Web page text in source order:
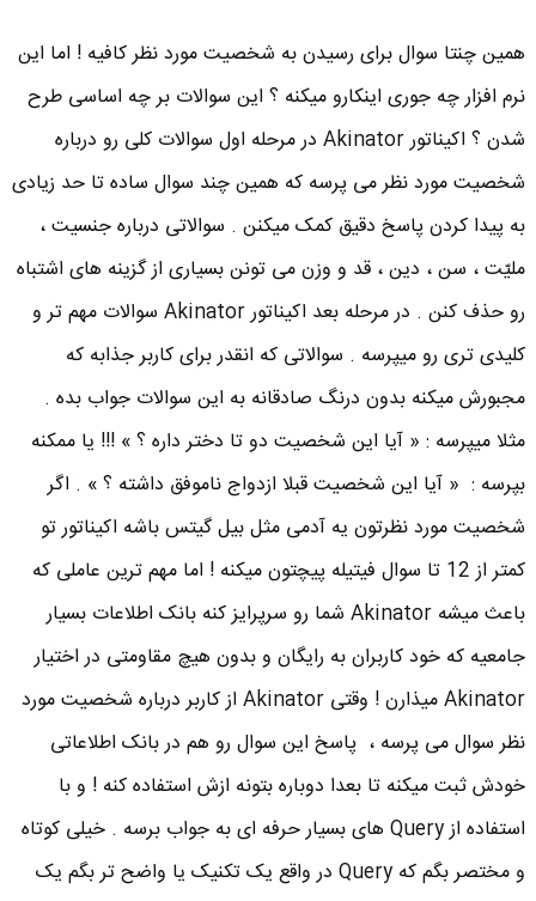
همین چنتا سوال برای رسیدن به شخصیت مورد نظر کافیه ! اما این
نرم افزار چه جوری اینکارو میکنه ؟ این سوالات بر چه اساسی طرح
شدن ؟ اکیناتور Akinator در مرحله اول سوالات کلی رو درباره
شخصیت مورد نظر می پرسه که همین چند سوال ساده تا حد زیادی
به پیدا کردن پاسخ دقیق کمک میکنن . سوالاتی درباره جنسیت ،
ملیّت ، سن ، دین ، قد و وزن می تونن بسیاری از گزینه های اشتباه
رو حذف کنن . در مرحله بعد اکیناتور Akinator سوالات مهم تر و
کلیدی تری رو میپرسه . سوالاتی که انقدر برای کاربر جذابه که
مجبورش میکنه بدون درنگ صادقانه به این سوالات جواب بده .
مثلا میپرسه : « آیا این شخصیت دو تا دختر داره ؟ » !!! یا ممکنه
بپرسه : « آیا این شخصیت قبلا ازدواج ناموفق داشته ؟ » . اگر
شخصیت مورد نظرتون یه آدمی مثل بیل گیتس باشه اکیناتور تو
کمتر از 12 تا سوال فیتیله پیچتون میکنه ! اما مهم ترین عاملی که
باعث میشه Akinator شما رو سرپرایز کنه بانک اطلاعات بسیار
جامعیه که خود کاربران به رایگان و بدون هیچ مقاومتی در اختیار
Akinator میذارن ! وقتی Akinator از کاربر درباره شخصیت مورد
نظر سوال می پرسه ، پاسخ این سوال رو هم در بانک اطلاعاتی
خودش ثبت میکنه تا بعدا دوباره بتونه ازش استفاده کنه ! و با
استفاده از Query های بسیار حرفه ای به جواب برسه . خیلی کوتاه
و مختصر بگم که Query در واقع یک تکنیک یا واضح تر بگم یک